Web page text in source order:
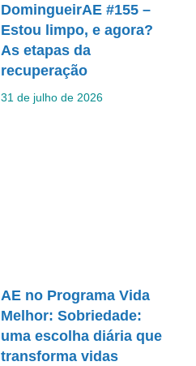
DomingueirAE #155 –
Estou limpo, e agora?
As etapas da
recuperação
31 de julho de 2026
AE no Programa Vida
Melhor: Sobriedade:
uma escolha diária que
transforma vidas